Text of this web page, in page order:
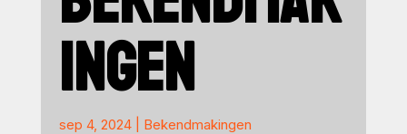
INGEN
sep 4, 2024| Bekendmakingen